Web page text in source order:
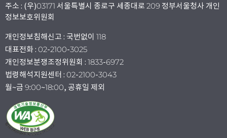
주소 : (우)03171 서울특별시 종로구 세종대로 209 정부서울청사 개인
정보보호위원회
개인정보침해신고 : 국번없이 118
대표전화 : 02-2100-3025
개인정보분쟁조정위원회 : 1833-6972
법령해석지원센터 : 02-2100-3043
월~금 9:00~18:00, 공휴일 제외